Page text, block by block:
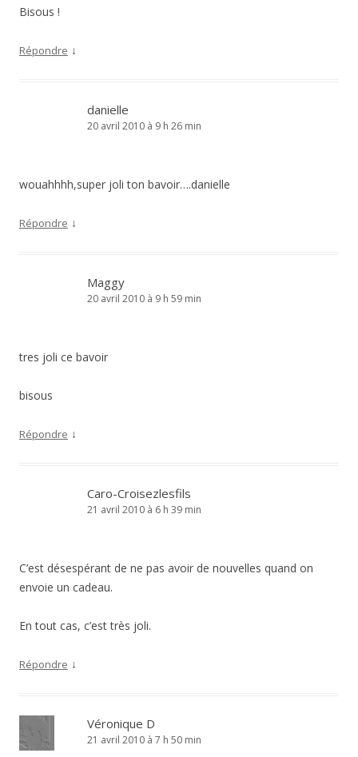
Bisous !
Répondre ↓
danielle
20 avril 2010 à 9 h 26 min
wouahhhh,super joli ton bavoir….danielle
Répondre ↓
Maggy
20 avril 2010 à 9 h 59 min
tres joli ce bavoir
bisous
Répondre ↓
Caro-Croisezlesfils
21 avril 2010 à 6 h 39 min
C’est désespérant de ne pas avoir de nouvelles quand on
envoie un cadeau.
En tout cas, c’est très joli.
Répondre ↓
Véronique D
21 avril 2010 à 7 h 50 min